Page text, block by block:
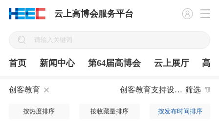
云上高博会服务平台
首页 新闻中心 第64届高博会 云上展厅 高
创客教育 创客教育支持设备 筛选
按热度排序 按收藏量排序 按发布时间排序